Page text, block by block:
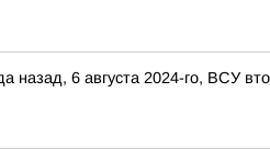
назад, 6 августа 2024-го, ВСУ